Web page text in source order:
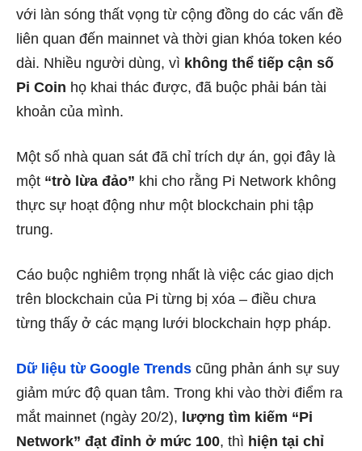
với làn sóng thất vọng từ cộng đồng do các vấn đề
liên quan đến mainnet và thời gian khóa token kéo
dài. Nhiều người dùng, vì không thể tiếp cận số
Pi Coin họ khai thác được, đã buộc phải bán tài
khoản của mình.
Một số nhà quan sát đã chỉ trích dự án, gọi đây là
một “trò lừa đảo” khi cho rằng Pi Network không
thực sự hoạt động như một blockchain phi tập
trung.
Cáo buộc nghiêm trọng nhất là việc các giao dịch
trên blockchain của Pi từng bị xóa – điều chưa
từng thấy ở các mạng lưới blockchain hợp pháp.
Dữ liệu từ Google Trends cũng phản ánh sự suy
giảm mức độ quan tâm. Trong khi vào thời điểm ra
mắt mainnet (ngày 20/2), lượng tìm kiếm “Pi
Network” đạt đỉnh ở mức 100, thì hiện tại chỉ